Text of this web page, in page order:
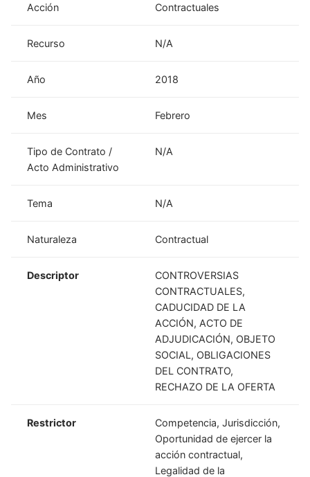
Acción
Contractuales
Recurso N/A
Año 2018
Mes Febrero
Tipo de Contrato /
Acto Administrativo
N/A
Tema N/A
Naturaleza Contractual
Descriptor
CONTROVERSIAS
CONTRACTUALES,
CADUCIDAD DE LA
ACCIÓN, ACTO DE
ADJUDICACIÓN, OBJETO
SOCIAL, OBLIGACIONES
DEL CONTRATO,
RECHAZO DE LA OFERTA
Restrictor
Competencia, Jurisdicción,
Oportunidad de ejercer la
acción contractual,
Legalidad de la